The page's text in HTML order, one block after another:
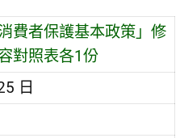
費者保護基本政策」修
對照表各1份
日